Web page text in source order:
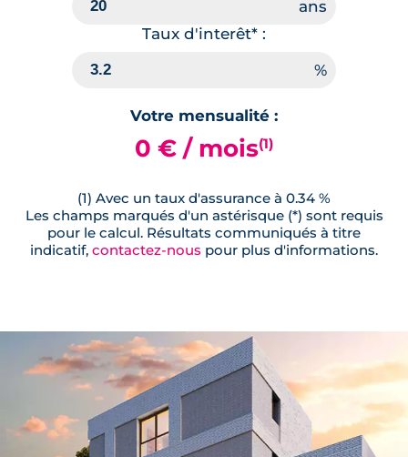
Taux d'interêt* :
Votre mensualité :
0 € / mois(1)
(1) Avec un taux d'assurance à 0.34 %
Les champs marqués d'un astérisque (*) sont requis
pour le calcul. Résultats communiqués à titre
indicatif, contactez-nous pour plus d'informations.